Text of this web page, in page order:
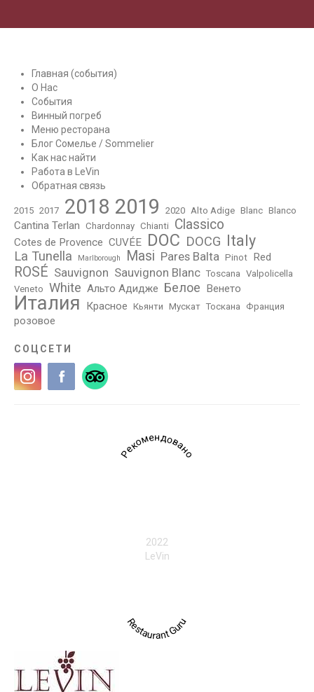
Главная (события)
О Нас
События
Винный погреб
Меню ресторана
Блог Сомелье / Sommelier
Как нас найти
Работа в LeVin
Обратная связь
2015 2017 2018 2019 2020 Alto Adige Blanc Blanco
Cantina Terlan Chardonnay Chianti Classico
Cotes de Provence CUVÉE DOC DOCG Italy
La Tunella Marlborough Masi Pares Balta Pinot Red
ROSÉ Sauvignon Sauvignon Blanc Toscana Valpolicella
Veneto White Альто Адидже Белое Венето
Италия Красное Кьянти Мускат Тоскана Франция
розовое
СОЦСЕТИ
Рекомендовано
2022
LeVin
Restaurant Guru